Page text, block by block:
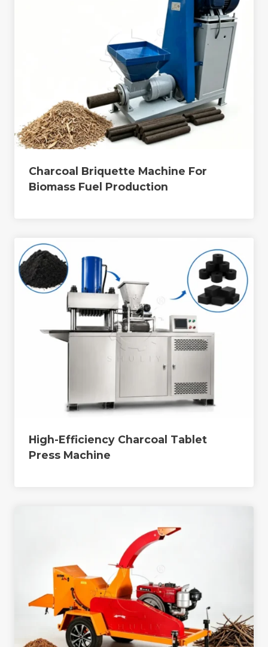
Charcoal Briquette Machine For
Biomass Fuel Production
High-Efficiency Charcoal Tablet
Press Machine